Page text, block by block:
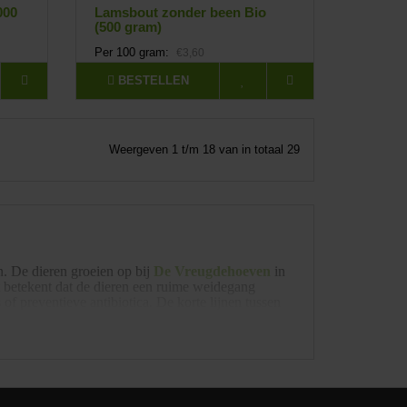
Lamsbout zonder been Bio
(500 gram)
Per 100 gram: €3,60
BESTELLEN
Weergeven 1 t/m 18 van in totaal 29
De dieren groeien op bij De Vreugdehoeven in
waar het vlees vandaan komt en hoe het is
gedrag en een rustig groeitempo. Ons biologisch